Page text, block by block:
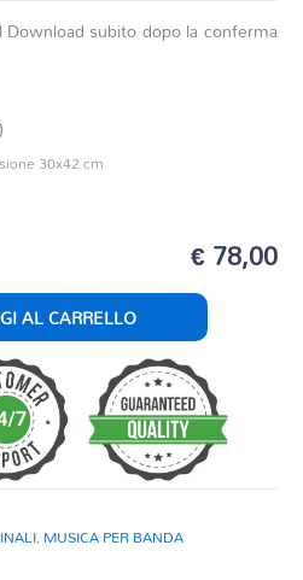
subito dopo la conferma
30x42 cm
€ 78,00
AL CARRELLO
, MUSICA PER BANDA